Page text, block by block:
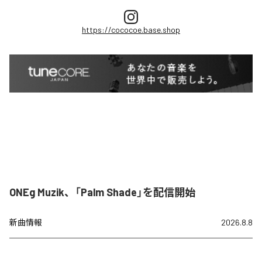
https://cococoe.base.shop
ONEg Muzik、「Palm Shade」を配信開始
新曲情報 2026.8.8